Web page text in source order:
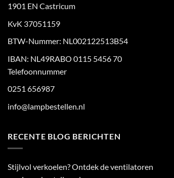
1901 EN Castricum
KvK 37051159
BTW-Nummer: NL002122513B54
IBAN: NL49RABO 0115 5456 70
Telefoonnummer
0251 656987
info@lampbestellen.nl
RECENTE BLOG BERICHTEN
Stijlvol verkoelen? Ontdek de ventilatoren